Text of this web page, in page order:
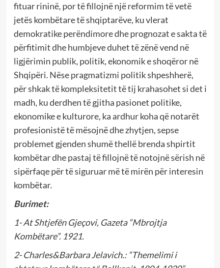
fituar rininë, por të fillojnë një reformim të vetë
jetës kombëtare të shqiptarëve, ku vlerat
demokratike perëndimore dhe prognozat e sakta të
përfitimit dhe humbjeve duhet të zënë vend në
ligjërimin publik, politik, ekonomik e shoqëror në
Shqipëri. Nëse pragmatizmi politik shpeshherë,
për shkak të kompleksitetit të tij krahasohet si det i
madh, ku derdhen të gjitha pasionet politike,
ekonomike e kulturore, ka ardhur koha që notarët
profesionistë të mësojnë dhe zhytjen, sepse
problemet gjenden shumë thellë brenda shpirtit
kombëtar dhe pastaj të fillojnë të notojnë sërish në
sipërfaqe për të siguruar më të mirën për interesin
kombëtar.
Burimet:
1- At Shtjefën Gjeçovi, Gazeta “Mbrojtja
Kombëtare”. 1921.
2- Charles&Barbara Jelavich.: “Themelimi i